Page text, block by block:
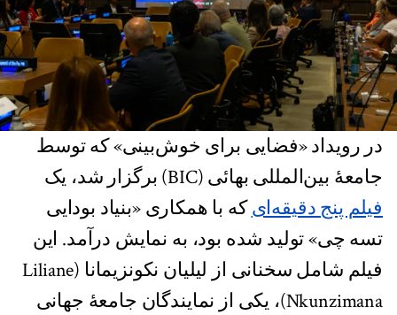
در رویداد «فضایی برای خوش‌بینی» که توسط
جامعۀ بین‌المللی بهائی (BIC) برگزار شد، یک
فیلم پنج دقیقه‌ایکه با همکاری «بنیاد بودایی
تسه چی» تولید شده بود، به نمایش درآمد. این
فیلم شامل سخنانی از لیلیان نکونزیمانا (Liliane
Nkunzimana)، یکی از نمایندگان جامعهٔ جهانی